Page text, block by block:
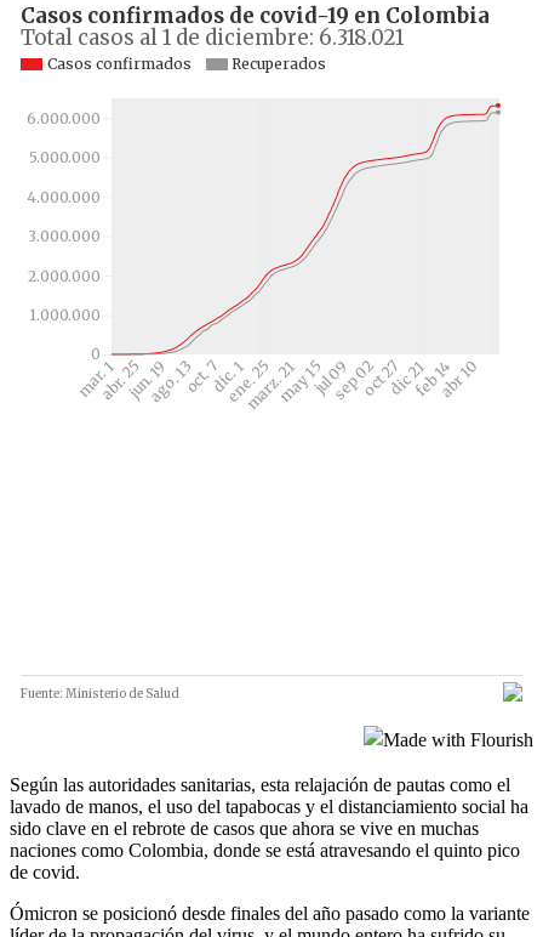
Según las autoridades sanitarias, esta relajación de pautas como el
lavado de manos, el uso del tapabocas y el distanciamiento social ha
sido clave en el rebrote de casos que ahora se vive en muchas
naciones como Colombia, donde se está atravesando el quinto pico
de covid.
Ómicron se posicionó desde finales del año pasado como la variante